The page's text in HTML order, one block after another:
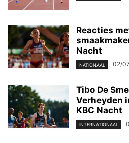
Reacties
Nacht
NATIONAAL 02/
Tibo De
Verheyden
KBC Nacht
INTERNATIONAAL